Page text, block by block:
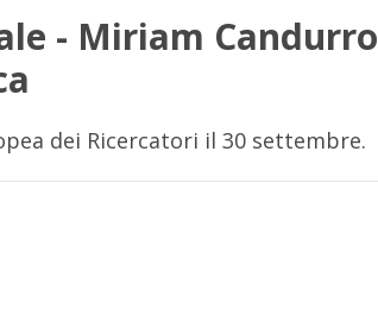
- Miriam Candurro
dei Ricercatori il 30 settembre.